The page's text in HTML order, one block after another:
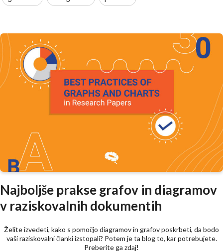
Najboljše prakse grafov in diagramov
v raziskovalnih dokumentih
Želite izvedeti, kako s pomočjo diagramov in grafov poskrbeti, da bodo
vaši raziskovalni članki izstopali? Potem je ta blog to, kar potrebujete.
Preberite ga zdaj!